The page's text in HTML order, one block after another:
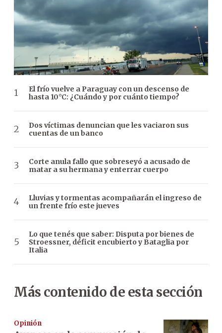
El frío vuelve a Paraguay con un descenso de
hasta 10°C: ¿Cuándo y por cuánto tiempo?
Dos víctimas denuncian que les vaciaron sus
cuentas de un banco
Corte anula fallo que sobreseyó a acusado de
matar a su hermana y enterrar cuerpo
Lluvias y tormentas acompañarán el ingreso de
un frente frío este jueves
Lo que tenés que saber: Disputa por bienes de
Stroessner, déficit encubierto y Bataglia por
Italia
Más contenido de esta sección
Opinión